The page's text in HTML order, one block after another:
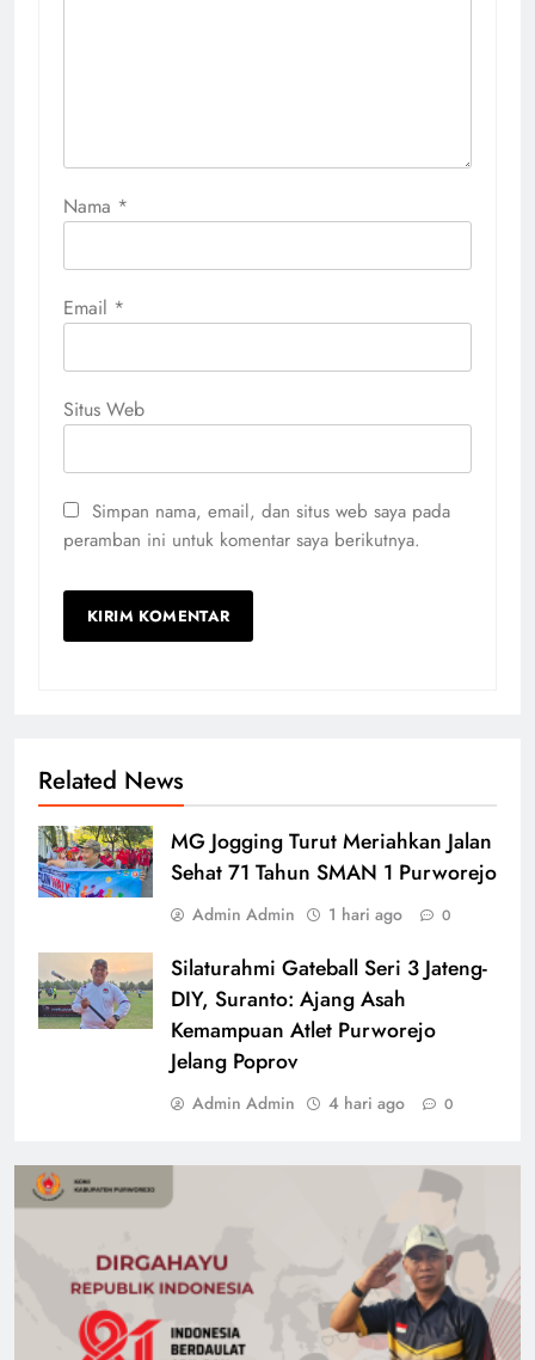
Nama *
Email *
Situs Web
Simpan nama, email, dan situs web saya pada
peramban ini untuk komentar saya berikutnya.
Related News
MG Jogging Turut Meriahkan Jalan
Sehat 71 Tahun SMAN 1 Purworejo
Admin Admin 1 hari ago 0
Silaturahmi Gateball Seri 3 Jateng-
DIY, Suranto: Ajang Asah
Kemampuan Atlet Purworejo
Jelang Poprov
Admin Admin 4 hari ago 0